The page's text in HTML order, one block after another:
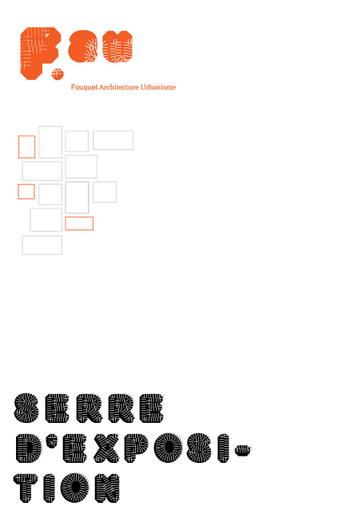
SERRE
D'EX­PO­SI­
TION